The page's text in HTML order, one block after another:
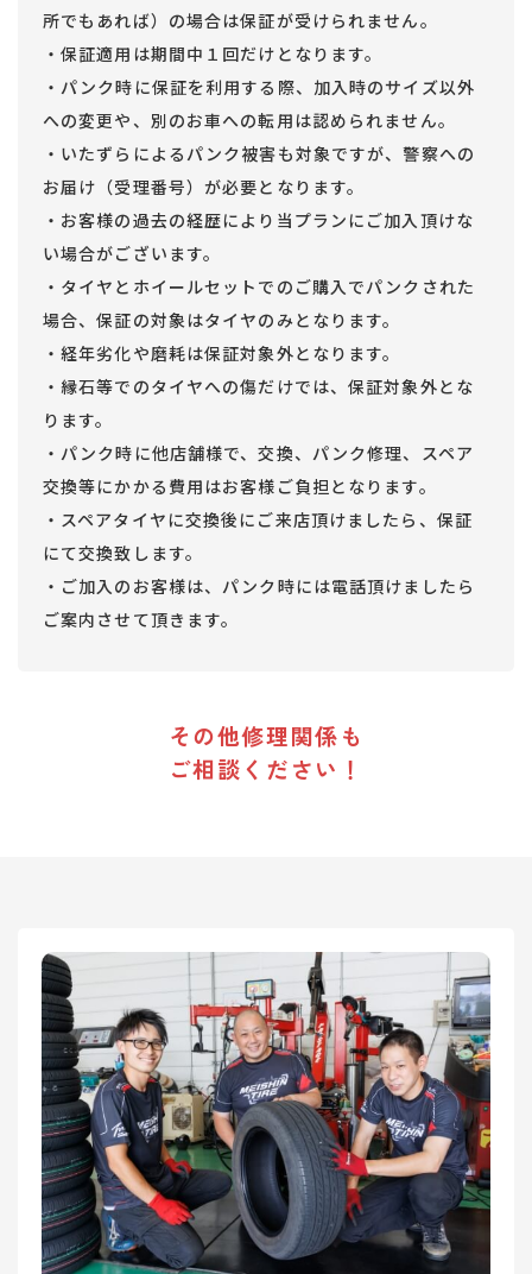
所でもあれば）の場合は保証が受けられません。
・保証適用は期間中１回だけとなります。
・パンク時に保証を利用する際、加入時のサイズ以外
への変更や、別のお車への転用は認められません。
・いたずらによるパンク被害も対象ですが、警察への
お届け（受理番号）が必要となります。
・お客様の過去の経歴により当プランにご加入頂けな
い場合がございます。
・タイヤとホイールセットでのご購入でパンクされた
場合、保証の対象はタイヤのみとなります。
・経年劣化や磨耗は保証対象外となります。
・縁石等でのタイヤへの傷だけでは、保証対象外とな
ります。
・パンク時に他店舗様で、交換、パンク修理、スペア
交換等にかかる費用はお客様ご負担となります。
・スペアタイヤに交換後にご来店頂けましたら、保証
にて交換致します。
・ご加入のお客様は、パンク時には電話頂けましたら
ご案内させて頂きます。
その他修理関係も
​​​​​​​ご相談ください！